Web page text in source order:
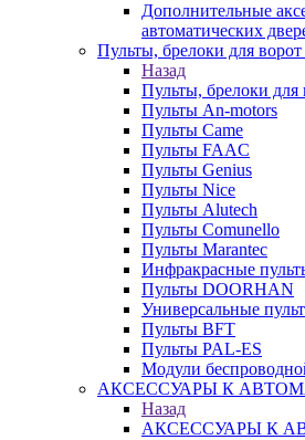
Дополнительные
автоматических
Пульты, брелоки для
Назад
Пульты, брелоки для
Пульты An-motors
Пульты Came
Пульты FAAC
Пульты Genius
Пульты Nice
Пульты Alutech
Пульты Сomunello
Пульты Marantec
Инфракрасные
Пульты DOORHAN
Универсальные
Пульты BFT
Пульты PAL-ES
Модули
АКСЕССУАРЫ К
Назад
АКСЕССУАРЫ К